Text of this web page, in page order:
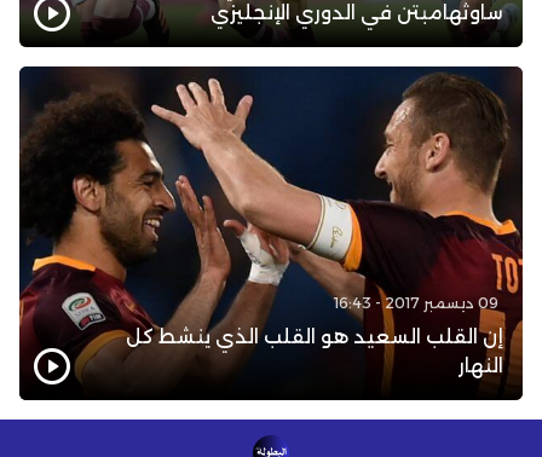
ساوثهامبتن في الدوري الإنجليزي
09 ديسمبر 2017 - 16:43
إن القلب السعيد هو القلب الذي ينشط كل
النهار